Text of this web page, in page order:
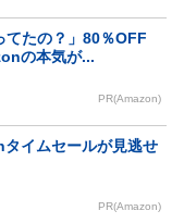
てたの？」80％OFF
の本気が...
PR(Amazon)
タイムセールが見逃せ
PR(Amazon)